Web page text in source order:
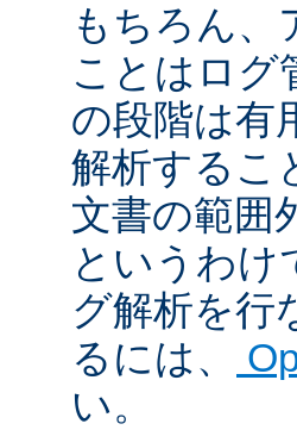
もちろん、
ことはログ
の段階は有
解析するこ
文書の範囲
というわけ
グ解析を行
るには、
い。